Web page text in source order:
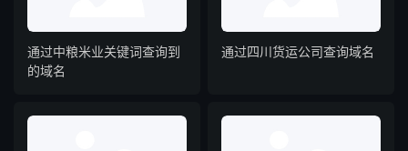
通过中粮米业关键词查询到
的域名
通过四川货运公司查询域名